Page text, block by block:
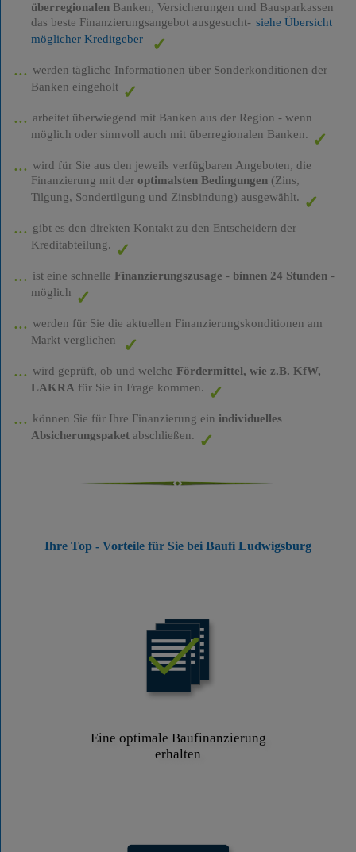
überregionalenBanken, Versicherungen und Bausparkassen
das beste Finanzierungsangebot ausgesucht- siehe Übersicht
möglicher Kreditgeber
werden tägliche Informationen über Sonderkonditionen der
Banken eingeholt
arbeitet überwiegend mit Banken aus der Region - wenn
möglich oder sinnvoll auch mit überregionalen Banken.
wird für Sie aus den jeweils verfügbaren Angeboten, die
Finanzierung mit der optimalsten Bedingungen(Zins,
Tilgung, Sondertilgung und Zinsbindung) ausgewählt.
gibt es den direkten Kontakt zu den Entscheidern der
Kreditabteilung.
ist eine schnelle Finanzierungszusage - binnen 24 Stunden-
möglich
werden für Sie die aktuellen Finanzierungskonditionen am
Markt verglichen
wird geprüft, ob und welche Fördermittel, wie z.B. KfW,
LAKRA für Sie in Frage kommen.
können Sie für Ihre Finanzierung ein individuelles
Absicherungspaketabschließen.
Ihre Top - Vorteile für Sie bei Baufi Ludwigsburg
Eine optimale Baufinanzierung
erhalten